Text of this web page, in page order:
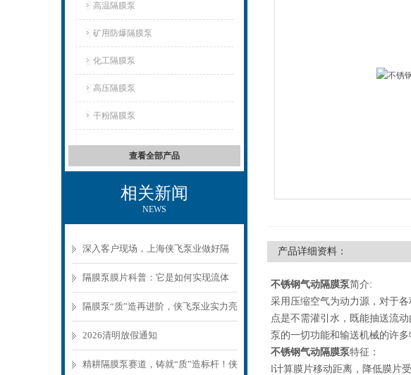
高温隔膜泵
矿用防爆隔膜泵
化工隔膜泵
高压隔膜泵
干粉隔膜泵
查看全部产品
相关新闻
NEWS
深入客户现场，上海侠飞泵业做好隔
膜泵应用技术服务
隔膜泵膜片科普：它是如何实现流体
精准输送的？
隔膜泵“质”造再进阶，侠飞泵业实力亮
相第27届环博会
2026清明放假通知
精耕隔膜泵赛道，铸就“质”造标杆！侠
产品详细资料：
不锈钢气动隔膜泵简介:
采用压缩空气为动力源，对于
点是不需灌引水，既能抽送流
泵的一切功能和输送机械的许多
不锈钢气动隔膜泵特征：
l计算膜片移动距离，降低膜片